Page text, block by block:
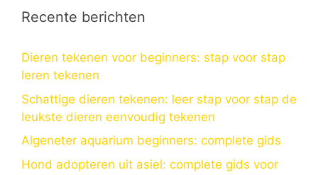
Recente berichten
Dieren tekenen voor beginners: stap voor stap
leren tekenen
Schattige dieren tekenen: leer stap voor stap de
leukste dieren eenvoudig tekenen
Algeneter aquarium beginners: complete gids
Hond adopteren uit asiel: complete gids voor